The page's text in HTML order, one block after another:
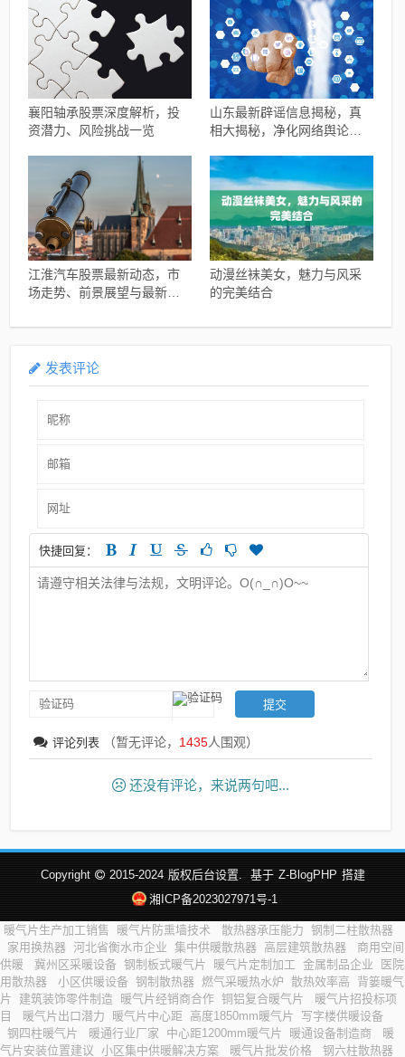
襄阳轴承股票深度解析，投
资潜力、风险挑战一览
山东最新辟谣信息揭秘，真
相大揭秘，净化网络舆论风
江淮汽车股票最新动态，市
场走势、前景展望与最新消
动漫丝袜美女，魅力与风采
的完美结合
发表评论
快捷回复：
评论列表 （暂无评论， 1435人围观）
还没有评论，来说两句吧...
Copyright 2015-2024 版权后台设置. 基于 Z-BlogPHP 搭建
湘ICP备2023027971号-1
暖气片生产加工销售 暖气片防熏墙技术 散热器承压能力 钢制二柱散热器
家用换热器 河北省衡水市企业 集中供暖散热器 高层建筑散热器
商用空间
供暖
冀州区采暖设备 钢制板式暖气片 暖气片定制加工 金属制品企业
医院
用散热器
小区供暖设备 钢制散热器 燃气采暖热水炉 散热效率高
背篓暖气
片
建筑装饰零件制造 暖气片经销商合作 铜铝复合暖气片
暖气片招投标项
目
暖气片出口潜力 暖气片中心距 高度1850mm暖气片
写字楼供暖设备
钢四柱暖气片
暖通行业厂家 中心距1200mm暖气片 暖通设备制造商
暖
气片安装位置建议 小区集中供暖解决方案 暖气片批发价格 钢六柱散热器